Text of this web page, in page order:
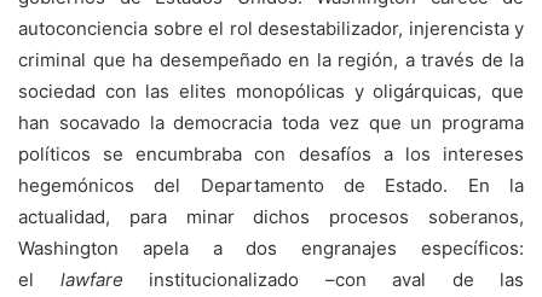
autoconciencia sobre el rol desestabilizador, injerencista y
criminal que ha desempeñado en la región, a través de la
sociedad con las elites monopólicas y oligárquicas, que
han socavado la democracia toda vez que un programa
políticos se encumbraba con desafíos a los intereses
hegemónicos del Departamento de Estado. En la
actualidad, para minar dichos procesos soberanos,
Washington apela a dos engranajes específicos:
el lawfare institucionalizado –con aval de las